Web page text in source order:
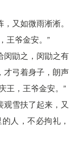
又如微雨淅淅。
王爷金安。”
闵勖之，闵勖之有
才弓着身子，朗声
王，王爷金安。”
雪扶了起来，又
人，不必拘礼，